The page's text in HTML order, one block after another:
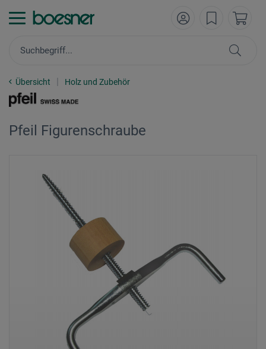
Übersicht Holz und Zubehör
Pfeil Figurenschraube